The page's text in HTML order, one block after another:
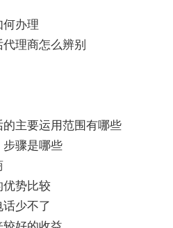
何办理
理商怎么辨别
主要运用范围有哪些
步骤是哪些
优势比较
少不了